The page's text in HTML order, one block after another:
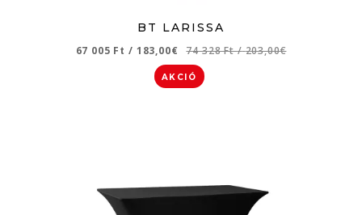
BT LARISSA
67 005 Ft / 183,00€ 74 328 Ft/ 203,00€
AKCIÓ